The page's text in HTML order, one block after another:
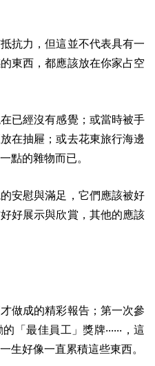
抗力，但這並不代表具有一
東西，都應該放在你家占空
已經沒有感覺；或當時被手
在抽屜；或去花東旅行海邊
點的雜物而已。
安慰與滿足，它們應該被好
好展示與欣賞，其他的應該
做成的精彩報告；第一次參
最佳員工」獎牌‧‧‧‧‧‧，這
生好像一直累積這些東西。